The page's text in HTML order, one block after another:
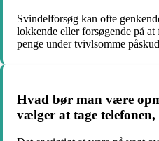
Svindelforsøg kan ofte
lokkende eller forsøgende på
penge under tvivlsomme
Hvad bør man være
vælger at tage